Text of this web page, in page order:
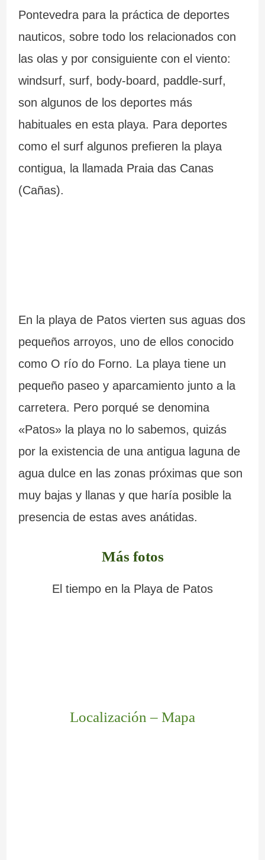
Pontevedra para la práctica de deportes
nauticos, sobre todo los relacionados con
las olas y por consiguiente con el viento:
windsurf, surf, body-board, paddle-surf,
son algunos de los deportes más
habituales en esta playa. Para deportes
como el surf algunos prefieren la playa
contigua, la llamada Praia das Canas
(Cañas).
En la playa de Patos vierten sus aguas dos
pequeños arroyos, uno de ellos conocido
como O río do Forno. La playa tiene un
pequeño paseo y aparcamiento junto a la
carretera. Pero porqué se denomina
«Patos» la playa no lo sabemos, quizás
por la existencia de una antigua laguna de
agua dulce en las zonas próximas que son
muy bajas y llanas y que haría posible la
presencia de estas aves anátidas.
Más fotos
El tiempo en la Playa de Patos
Localización – Mapa